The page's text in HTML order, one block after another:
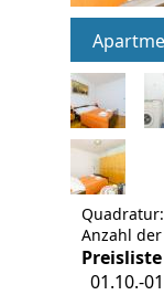
museen
Quadratur:
Anzahl
Preisliste
01.10.-